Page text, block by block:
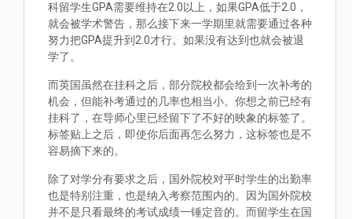
科留学生GPA需要维持在2.0以上，如果GPA低于2.0，
就会被学术警告，那么接下来一学期里就需要通过各种
努力把GPA提升到2.0才行。如果没有达到也就会被退
学了。
而英国虽然在挂科之后，部分院校都会给到一次补考的
机会，但能补考通过的几率也相当小。你想之前已经有
挂科了，在导师心里已经留下了不好的映象的标签了。
标签贴上之后，即使你后面再怎么努力，这标签也是不
容易摘下来的。
除了对学分有要求之后，国外院校对平时学生的出勤率
也是特别注重，也是纳入考察范围内的。因为国外院校
并不是只看最终的考试成绩一锤定音的。而留学生在国